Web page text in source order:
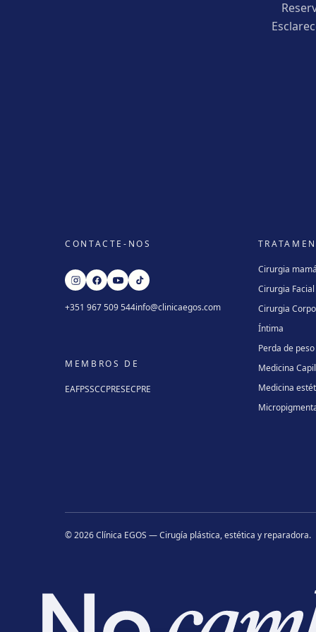
CONTACTE-NOS
+351 967 509 544info@clinicaegos.com
MEMBROS DE
EAFPSSCCPRESECPRE
Cirurgia
Cirurgia Facial
Cirurgia
Íntima
Perda de peso
Medicina
Medicina
©2026Clínica EGOS — Cirugía plástica, estética y reparadora.